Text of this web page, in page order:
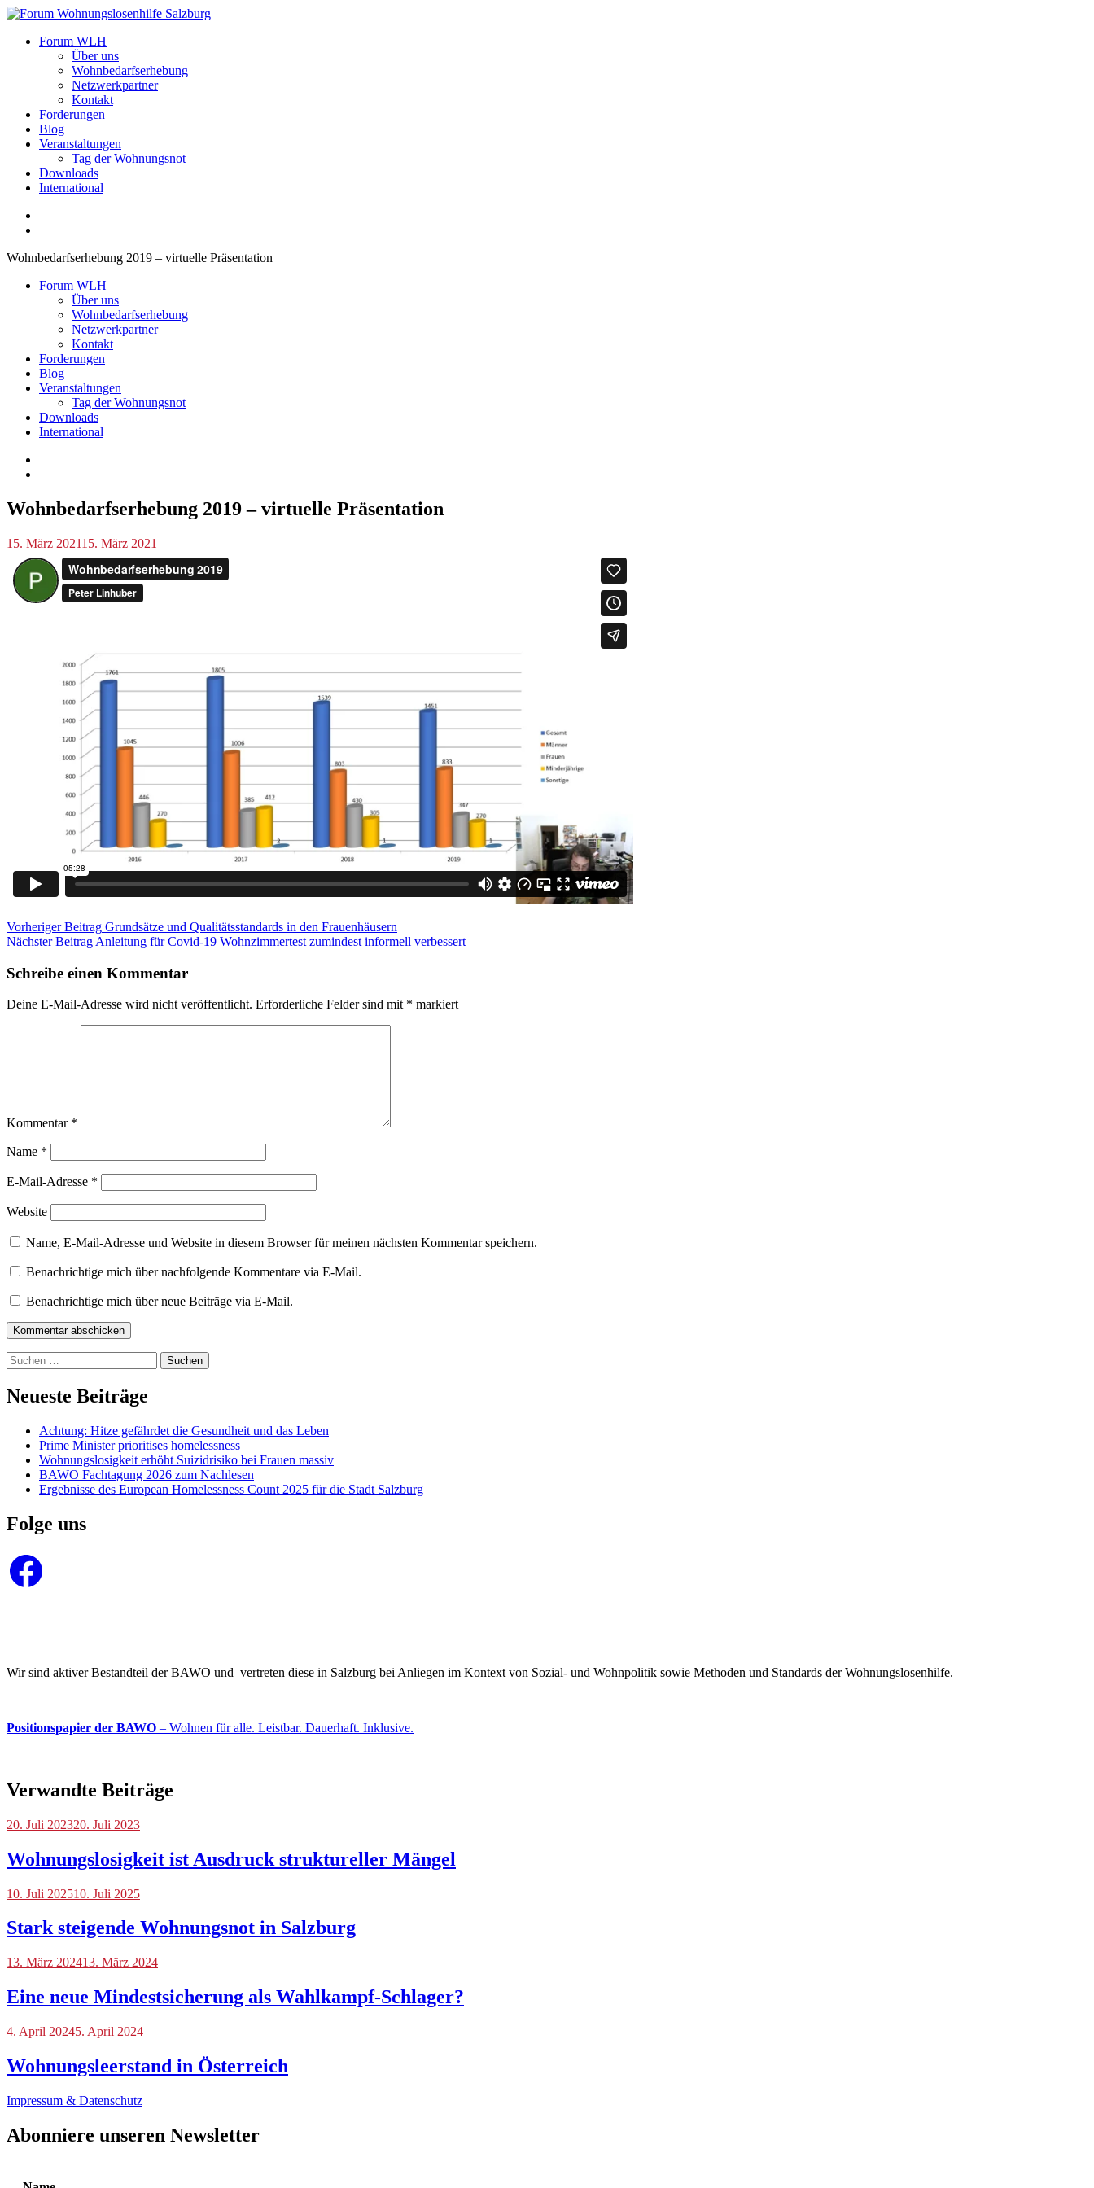
Zum
springen
Forum Wohnungslosenhilfe Salzburg
Forum WLH
Über uns
Wohnbedarfserhebung
Netzwerkpartner
Kontakt
Forderungen
Blog
Veranstaltungen
Tag der Wohnungsnot
Downloads
International
Wohnbedarfserhebung 2019 – virtuelle Präsentation
Forum WLH
Über uns
Wohnbedarfserhebung
Netzwerkpartner
Kontakt
Forderungen
Blog
Veranstaltungen
Tag der Wohnungsnot
Downloads
International
Blog,
Tag
Wohnungsnot
Wohnbedarfserhebung 2019 – virtuelle Präsentation
p.linhuber
15. März 202115. März 2021
Kategorie:
Blog
der
Beitragsnavigation
Vorheriger Beitrag Grundsätze und Qualitätsstandards in den Frauenhäusern
Nächster Beitrag Anleitung für Covid-19 Wohnzimmertest zumindest informell verbessert
Schreibe einen Kommentar
Deine E-Mail-Adresse wird nicht veröffentlicht. Erforderliche Felder sind mit * markiert
Kommentar *
Name *
E-Mail-Adresse *
Website
Name, E-Mail-Adresse und Website in diesem Browser für meinen nächsten Kommentar speichern.
Benachrichtige mich über nachfolgende Kommentare via E-Mail.
Benachrichtige mich über neue Beiträge via E-Mail.
Kommentar abschicken
Suchen
nach:
Neueste Beiträge
Achtung: Hitze gefährdet die Gesundheit und das Leben
Prime Minister prioritises homelessness
Wohnungslosigkeit erhöht Suizidrisiko bei Frauen massiv
BAWO Fachtagung 2026 zum Nachlesen
Ergebnisse des European Homelessness Count 2025 für die Stadt Salzburg
Folge uns
Facebook
Wir sind aktiver Bestandteil der BAWO und vertreten diese in Salzburg bei Anliegen im Kontext von Sozial- und Wohnpolitik sowie Methoden und Standards der Wohnungslosenhilfe.
Positionspapier der BAWO – Wohnen für alle. Leistbar. Dauerhaft. Inklusive.
Verwandte Beiträge
Blog
20. Juli 202320. Juli 2023
Wohnungslosigkeit ist Ausdruck struktureller Mängel
Blog
10. Juli 202510. Juli 2025
Stark steigende Wohnungsnot in Salzburg
Blog
13. März 202413. März 2024
Eine neue Mindestsicherung als Wahlkampf-Schlager?
Blog
4. April 20245. April 2024
Wohnungsleerstand in Österreich
Impressum & Datenschutz
Abonniere unseren Newsletter